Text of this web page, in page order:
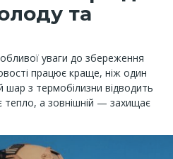
та
уваги до збереження
працює краще, ніж один
з термобілизни відводить
тепло, а зовнішній — захищає